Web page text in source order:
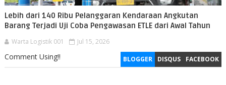
Lebih dari 140 Ribu Pelanggaran Kendaraan Angkutan
Barang Terjadi Uji Coba Pengawasan ETLE dari Awal Tahun
Warta Logistik 001 Jul 15, 2026
BLOGGER DISQUS FACEBOOK
Comment Using!!